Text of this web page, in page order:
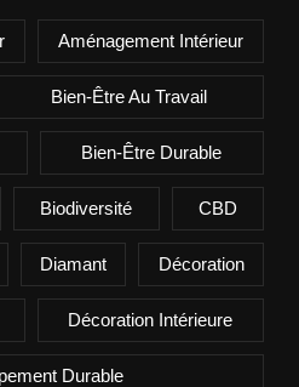
Aménagement Intérieur
Bien-Être Au Travail
Bien-Être Durable
Biodiversité CBD
Diamant Décoration
Décoration Intérieure
Durable